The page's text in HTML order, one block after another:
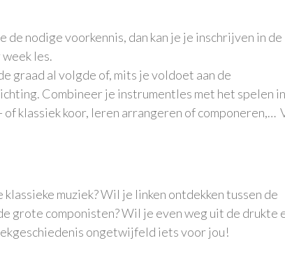
nodige voorkennis, dan kan je je inschrijven in de
les.
graad al volgde of, mits je voldoet aan de
Combineer je instrumentles met het spelen
klassiek koor, leren arrangeren of componeren,…
muziek? Wil je linken ontdekken tussen de
grote componisten? Wil je even weg uit de drukte
ongetwijfeld iets voor jou!